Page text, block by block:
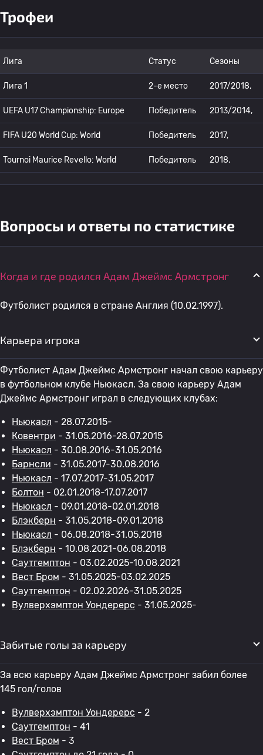
Трофеи
Лига Статус Сезоны
Лига 1 2-е место 2017/2018,
UEFA U17 Championship: Europe Победитель 2013/2014,
FIFA U20 World Cup: World Победитель 2017,
Tournoi Maurice Revello: World Победитель 2018,
Вопросы и ответы по статистике
Когда и где родился Адам Джеймс Армстронг
Футболист родился в стране Англия (10.02.1997).
Карьера игрока
Футболист Адам Джеймс Армстронг начал свою карьеру
в футбольном клубе Ньюкасл. За свою карьеру Адам
Джеймс Армстронг играл в следующих клубах:
Ньюкасл - 28.07.2015-
Ковентри - 31.05.2016-28.07.2015
Ньюкасл - 30.08.2016-31.05.2016
Барнсли - 31.05.2017-30.08.2016
Ньюкасл - 17.07.2017-31.05.2017
Болтон - 02.01.2018-17.07.2017
Ньюкасл - 09.01.2018-02.01.2018
Блэкберн - 31.05.2018-09.01.2018
Ньюкасл - 06.08.2018-31.05.2018
Блэкберн - 10.08.2021-06.08.2018
Саутгемптон - 03.02.2025-10.08.2021
Вест Бром - 31.05.2025-03.02.2025
Саутгемптон - 02.02.2026-31.05.2025
Вулверхэмптон Уондерерс - 31.05.2025-
Забитые голы за карьеру
За всю карьеру Адам Джеймс Армстронг забил более
145 гол/голов
Вулверхэмптон Уондерерс - 2
Саутгемптон - 41
Вест Бром - 3